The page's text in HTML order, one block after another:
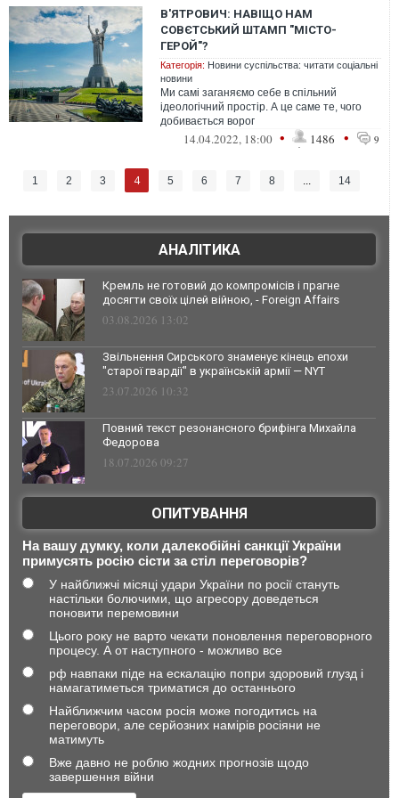
В'ЯТРОВИЧ: НАВІЩО НАМ
СОВЄТСЬКИЙ ШТАМП "МІСТО-
ГЕРОЙ"?
Категорія: Новини суспільства: читати соціальні
новини
Ми самі заганяємо себе в спільний
ідеологічний простір. А це саме те, чого
добивається ворог
14.04.2022, 18:00 • 1486 • 9
1 2 3 4 5 6 7 8 ... 14
АНАЛІТИКА
Кремль не готовий до компромісів і прагне
досягти своїх цілей війною, - Foreign Affairs
03.08.2026 13:02
Звільнення Сирського знаменує кінець епохи
"старої гвардії" в українській армії — NYT
23.07.2026 10:32
Повний текст резонансного брифінга Михайла
Федорова
18.07.2026 09:27
ОПИТУВАННЯ
На вашу думку, коли далекобійні санкції України
примусять росію сісти за стіл переговорів?
У найближчі місяці удари України по росії стануть
настільки болючими, що агресору доведеться
поновити перемовини
Цього року не варто чекати поновлення переговорного
процесу. А от наступного - можливо все
рф навпаки піде на ескалацію попри здоровий глузд і
намагатиметься триматися до останнього
Найближчим часом росія може погодитись на
переговори, але серйозних намірів росіяни не
матимуть
Вже давно не роблю жодних прогнозів щодо
завершення війни